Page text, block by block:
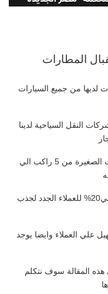
المطارات
لديها من جميع السيارات
النقل السياحية لدينا
اليومي واستقبال المطار التي تناسب العائلات الصغيرة من 5 راكب الي
والمزارات السياحية ونقدم خصومات تصل الي20% للعملاء الجدد لجذب
علي العملاء وايضا يوجد
المقالة سوف نتكلم